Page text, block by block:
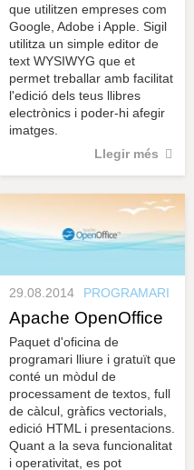
que utilitzen empreses com
Google, Adobe i Apple. Sigil
utilitza un simple editor de
text WYSIWYG que et
permet treballar amb facilitat
l'edició dels teus llibres
electrònics i poder-hi afegir
imatges.
Llegir més
29.08.2014 PROGRAMARI
Apache OpenOffice
Paquet d'oficina de
programari lliure i gratuït que
conté un mòdul de
processament de textos, full
de càlcul, gràfics vectorials,
edició HTML i presentacions.
Quant a la seva funcionalitat
i operativitat, es pot